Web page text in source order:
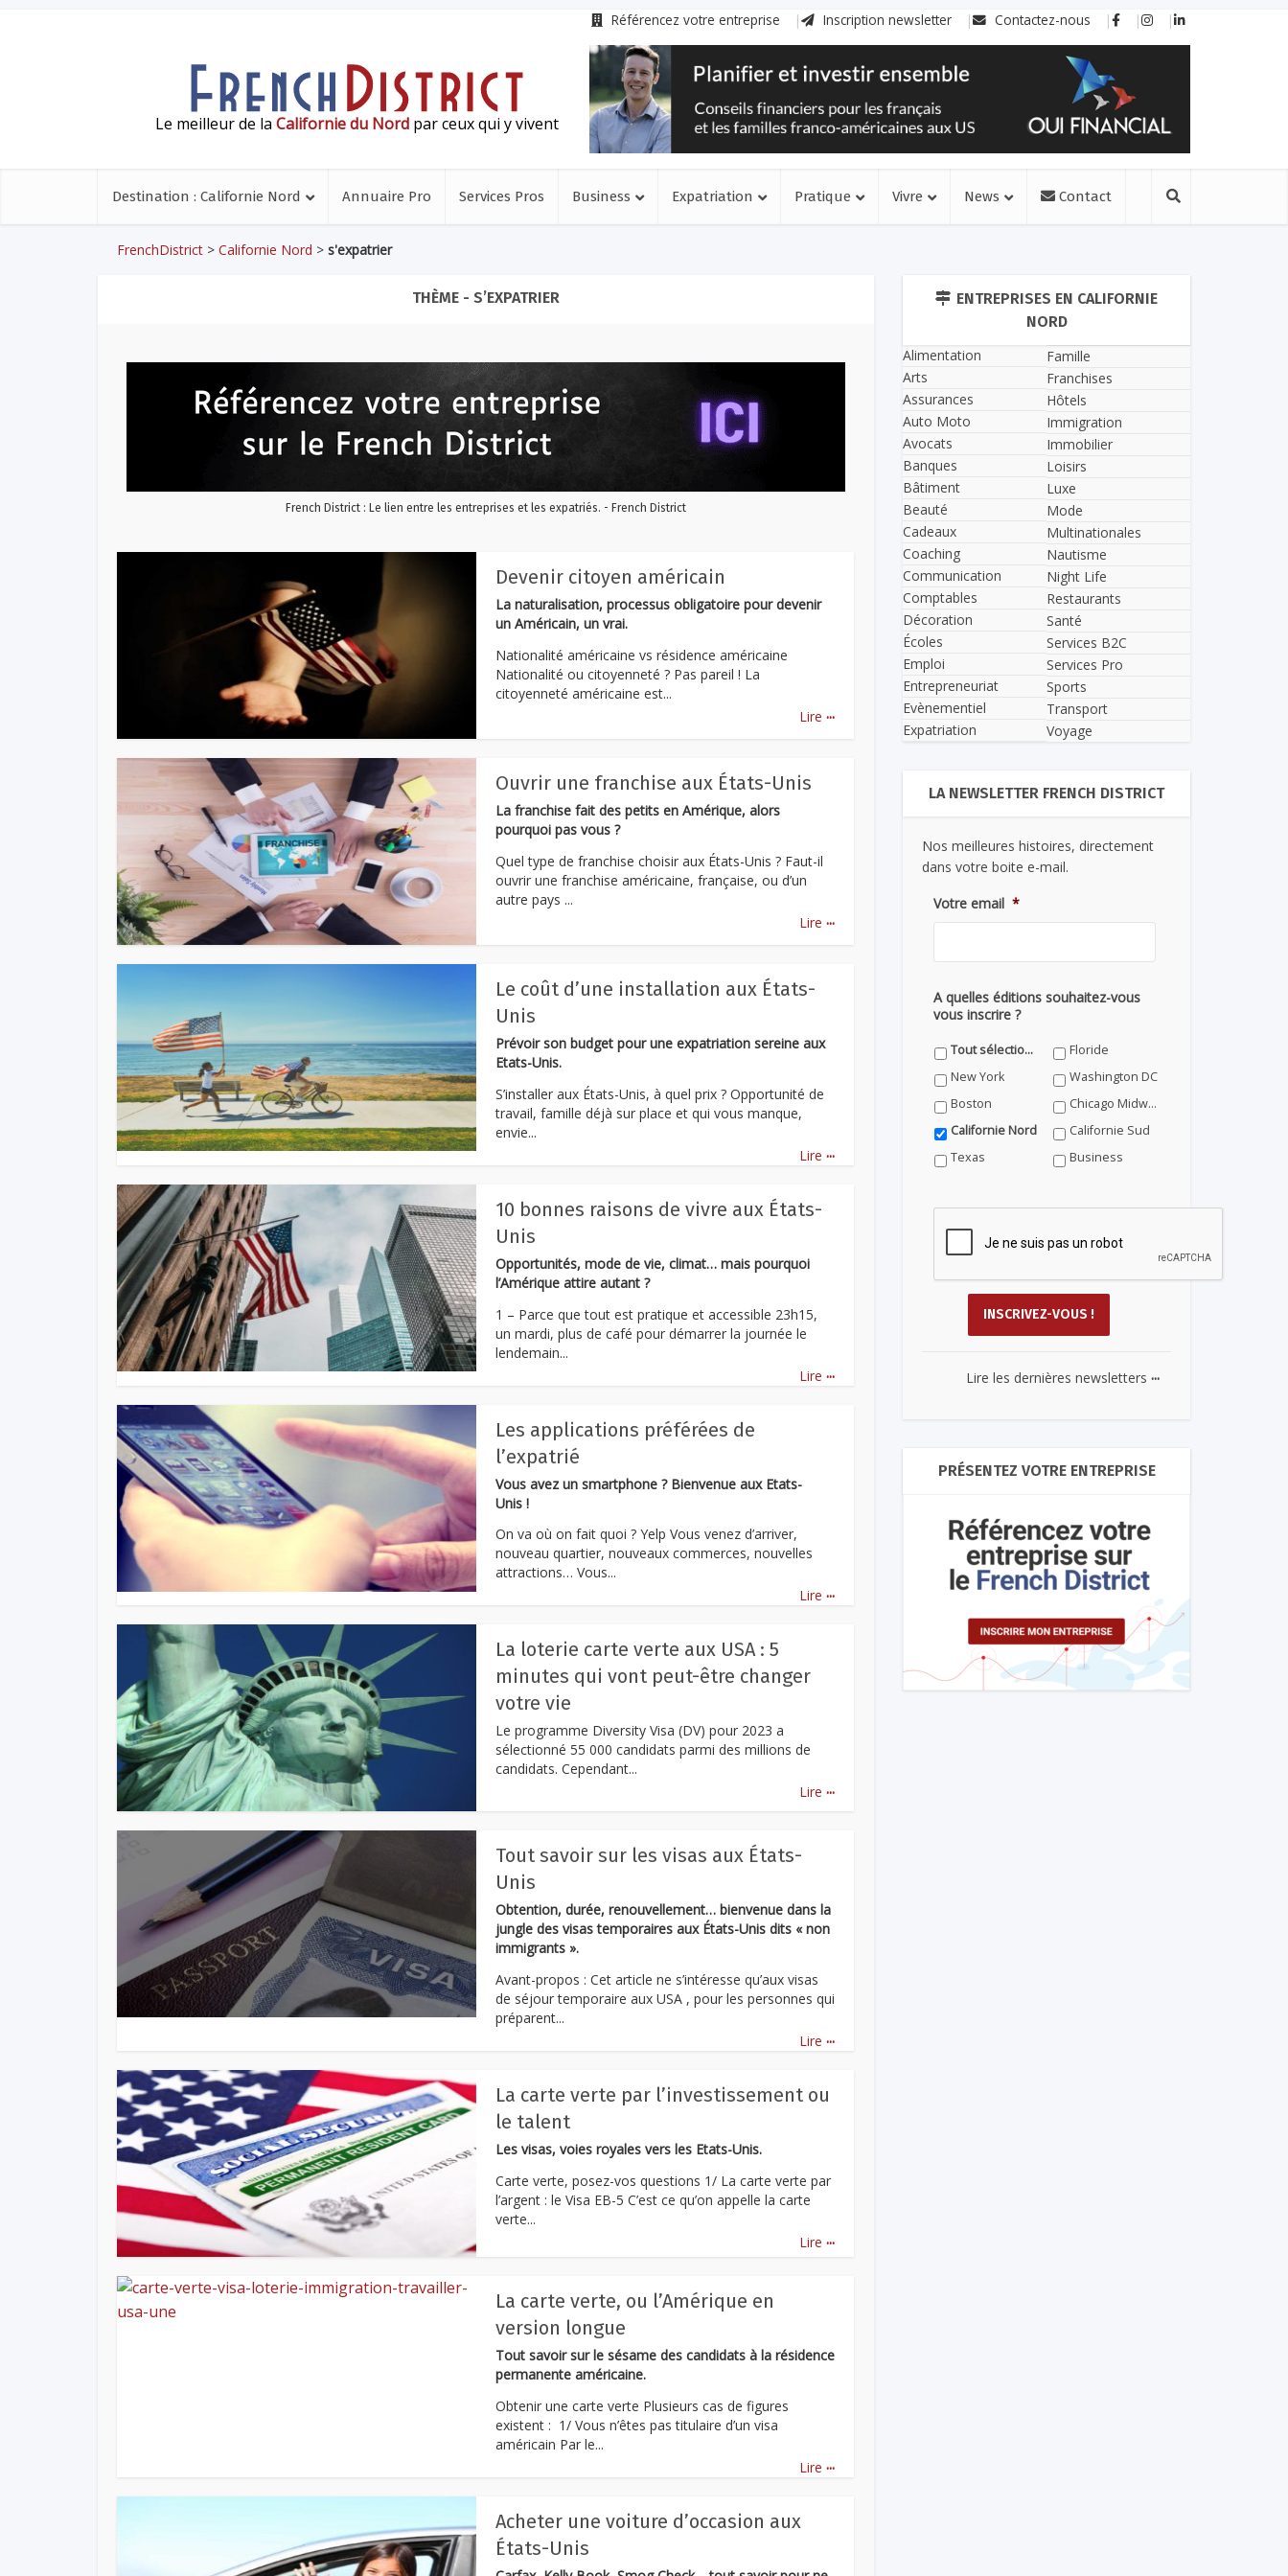
Référencez votre entreprise Inscription newsletter Contactez-nous
Le meilleur de la Californie du Nord par ceux qui y vivent
Destination : Californie Nord Annuaire Pro Services Pros Business Expatriation Pratique Vivre News Contact
FrenchDistrict > Californie Nord > s'expatrier
THÈME - S’EXPATRIER
French District : Le lien entre les entreprises et les expatriés. - French District
Devenir citoyen américain
La naturalisation, processus obligatoire pour devenir
un Américain, un vrai.
Nationalité américaine vs résidence américaine
Nationalité ou citoyenneté ? Pas pareil ! La
citoyenneté américaine est...
Lire ...
Ouvrir une franchise aux États-Unis
La franchise fait des petits en Amérique, alors
pourquoi pas vous ?
Quel type de franchise choisir aux États-Unis ? Faut-il
ouvrir une franchise américaine, française, ou d’un
autre pays ...
Lire ...
Le coût d’une installation aux États-
Unis
Prévoir son budget pour une expatriation sereine aux
Etats-Unis.
S’installer aux États-Unis, à quel prix ? Opportunité de
travail, famille déjà sur place et qui vous manque,
envie...
Lire ...
10 bonnes raisons de vivre aux États-
Unis
Opportunités, mode de vie, climat… mais pourquoi
l’Amérique attire autant ?
1 – Parce que tout est pratique et accessible 23h15,
un mardi, plus de café pour démarrer la journée le
lendemain...
Lire ...
Les applications préférées de
l’expatrié
Vous avez un smartphone ? Bienvenue aux Etats-
Unis !
On va où on fait quoi ? Yelp Vous venez d’arriver,
nouveau quartier, nouveaux commerces, nouvelles
attractions… Vous...
Lire ...
La loterie carte verte aux USA : 5
minutes qui vont peut-être changer
votre vie
Le programme Diversity Visa (DV) pour 2023 a
sélectionné 55 000 candidats parmi des millions de
candidats. Cependant...
Lire ...
Tout savoir sur les visas aux États-
Unis
Obtention, durée, renouvellement… bienvenue dans la
jungle des visas temporaires aux États-Unis dits « non
immigrants ».
Avant-propos : Cet article ne s’intéresse qu’aux visas
de séjour temporaire aux USA , pour les personnes qui
préparent...
Lire ...
La carte verte par l’investissement ou
le talent
Les visas, voies royales vers les Etats-Unis.
Carte verte, posez-vos questions 1/ La carte verte par
l’argent : le Visa EB-5 C’est ce qu’on appelle la carte
verte...
Lire ...
La carte verte, ou l’Amérique en
version longue
Tout savoir sur le sésame des candidats à la résidence
permanente américaine.
Obtenir une carte verte Plusieurs cas de figures
existent : 1/ Vous n’êtes pas titulaire d’un visa
américain Par le...
Lire ...
Acheter une voiture d’occasion aux
États-Unis
ENTREPRISES EN CALIFORNIE
NORD
Alimentation
Arts
Assurances
Auto Moto
Avocats
Banques
Bâtiment
Beauté
Cadeaux
Coaching
Communication
Comptables
Décoration
Écoles
Emploi
Entrepreneuriat
Evènementiel
Expatriation
Famille
Franchises
Hôtels
Immigration
Immobilier
Loisirs
Luxe
Mode
Multinationales
Nautisme
Night Life
Restaurants
Santé
Services B2C
Services Pro
Sports
Transport
Voyage
LA NEWSLETTER FRENCH DISTRICT
Nos meilleures histoires, directement
dans votre boite e-mail.
Votre email *
A quelles éditions souhaitez-vous
vous inscrire ?
Tout sélectionner
Floride
New York
Washington DC
Boston
Chicago Midwest
Californie Nord
Californie Sud
Texas
Business
Lire les dernières newsletters ...
PRÉSENTEZ VOTRE ENTREPRISE